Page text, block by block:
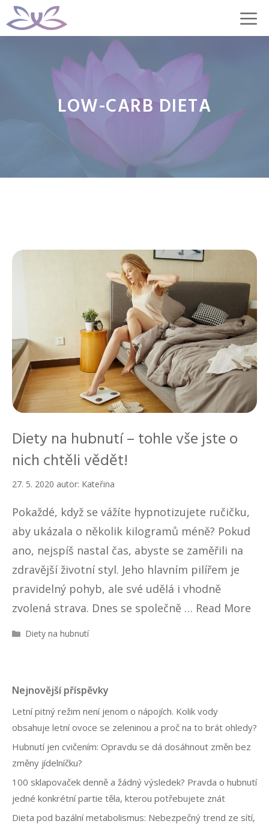
Přeskočit
na
LOW-CARB DIETA
Diety na hubnutí – tohle vše jste o
nich chtěli vědět!
27. 5. 2020 autor: Kateřina
Pokaždé, když se vážíte hypnotizujete ručičku,
aby ukázala o několik kilogramů méně? Pokud
ano, nejspíš nastal čas, abyste se zaměřili na
zdravější životní styl. Jeho hlavním pilířem je
pravidelný pohyb, ale své udělá i vhodně
zvolená strava. Dnes se společně … Read More
R
k
y
Diety na hubnutí
Nejnovější příspěvky
Letní pitný režim není jenom o nápojích. Kolik vody
obsahuje letní ovoce se zeleninou a proč na to brát ohledy?
Hubnutí jen cvičením: Opravdu se dá dosáhnout změn bez
změny jídelníčku?
100 sklapovaček denně a žádný výsledek? Pravda o hubnutí
jedné konkrétní partie těla, kterou potřebujete znát
Dieta pod bazální metabolismus: Nebezpečný trend ze sítí,